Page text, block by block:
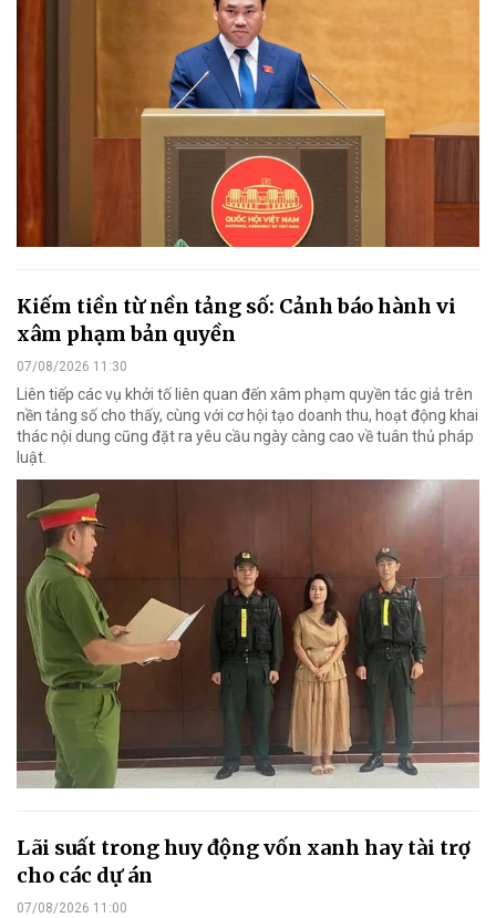
Kiếm tiền từ nền tảng số: Cảnh báo hành vi
xâm phạm bản quyền
07/08/2026 11:30
Liên tiếp các vụ khởi tố liên quan đến xâm phạm quyền tác giả trên
nền tảng số cho thấy, cùng với cơ hội tạo doanh thu, hoạt động khai
thác nội dung cũng đặt ra yêu cầu ngày càng cao về tuân thủ pháp
luật.
Lãi suất trong huy động vốn xanh hay tài trợ
cho các dự án
07/08/2026 11:00